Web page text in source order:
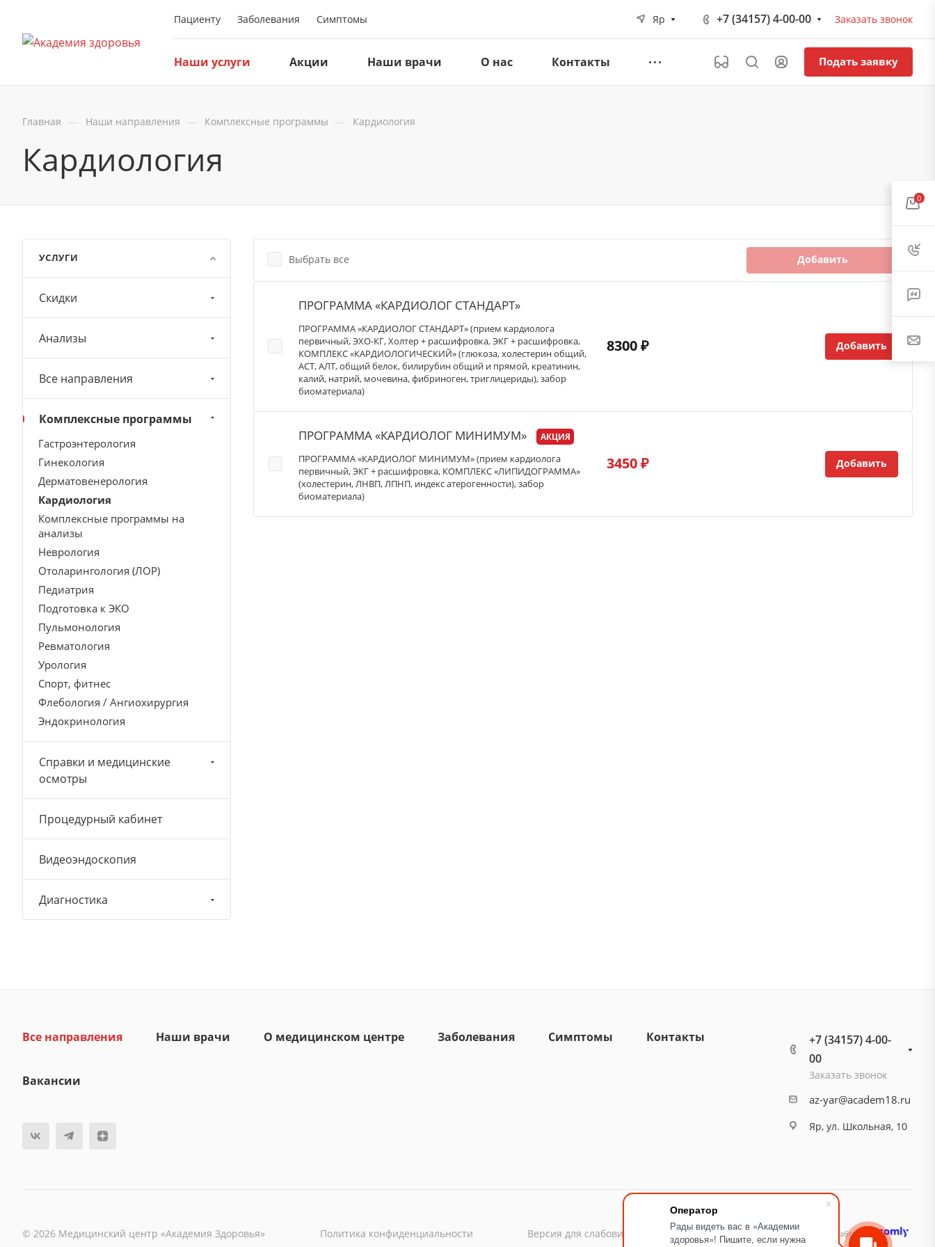
Оператор
Рады видеть вас в «Академии
здоровья»! Пишите, если нужна
Пациенту Заболевания Симптомы Яр +7 (34157) 4-00-00 Заказать звонок
Наши услуги Акции Наши врачи О нас Контакты Подать заявку
Главная — Наши направления — Комплексные программы — Кардиология
Кардиология
Выбрать все Добавить
ПРОГРАММА «КАРДИОЛОГ СТАНДАРТ»
ПРОГРАММА «КАРДИОЛОГ СТАНДАРТ» (прием кардиолога
первичный, ЭХО-КГ, Холтер + расшифровка, ЭКГ + расшифровка,
КОМПЛЕКС «КАРДИОЛОГИЧЕСКИЙ» (глюкоза, холестерин общий,
АСТ, АЛТ, общий белок, билирубин общий и прямой, креатинин,
калий, натрий, мочевина, фибриноген, триглицериды), забор
биоматериала)
8300 ₽ Добавить
ПРОГРАММА «КАРДИОЛОГ МИНИМУМ» АКЦИЯ
ПРОГРАММА «КАРДИОЛОГ МИНИМУМ» (прием кардиолога
первичный, ЭКГ + расшифровка, КОМПЛЕКС «ЛИПИДОГРАММА»
(холестерин, ЛНВП, ЛПНП, индекс атерогенности), забор
биоматериала)
3450 ₽ Добавить
УСЛУГИ
Скидки
Анализы
Все направления
Комплексные программы
Гастроэнтерология
Гинекология
Дерматовенерология
Кардиология
Комплексные программы на
анализы
Неврология
Отоларингология (ЛОР)
Педиатрия
Подготовка к ЭКО
Пульмонология
Ревматология
Урология
Спорт, фитнес
Флебология / Ангиохирургия
Эндокринология
Справки и медицинские
осмотры
Процедурный кабинет
Видеоэндоскопия
Диагностика
Все направления Наши врачи О медицинском центре Заболевания Симптомы Контакты
Вакансии
+7 (34157) 4-00-
00
Заказать звонок
az-yar@academ18.ru
Яр, ул. Школьная, 10
© 2026 Медицинский центр «Академия Здоровья» Политика конфиденциальности Версия для слабовидящих Карта сайта Разработано
0